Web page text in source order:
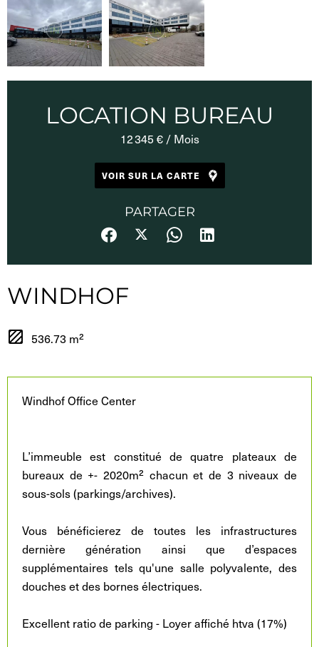
LOCATION BUREAU
12 345 € / Mois
VOIR SUR LA CARTE
PARTAGER
WINDHOF
536.73 m²
Windhof Office Center
L’immeuble est constitué de quatre plateaux de
bureaux de +- 2020m² chacun et de 3 niveaux de
sous-sols (parkings/archives).
Vous bénéficierez de toutes les infrastructures
dernière génération ainsi que d’espaces
supplémentaires tels qu'une salle polyvalente, des
douches et des bornes électriques.
Excellent ratio de parking - Loyer affiché htva (17%)